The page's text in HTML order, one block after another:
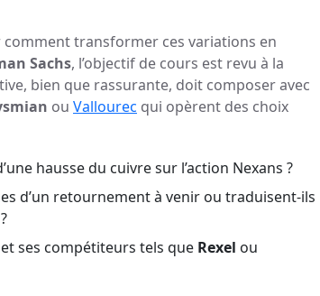
transformer ces variations en
Sachs, l’objectif de cours est revu à la
bien que rassurante, doit composer avec
ou Vallourec qui opèrent des choix
hausse du cuivre sur l’action Nexans ?
d’un retournement à venir ou traduisent-ils
ses compétiteurs tels que Rexel ou